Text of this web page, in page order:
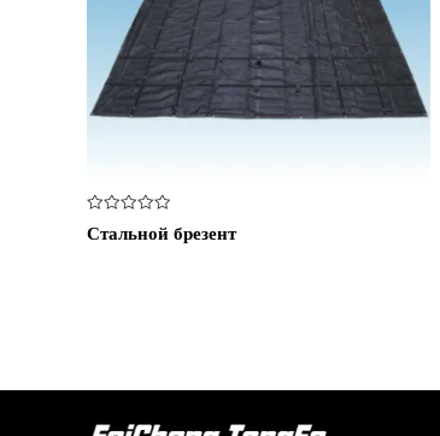
Оценка
0
Стальной брезент